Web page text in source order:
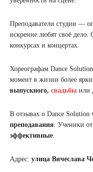
Преподаватели студии —
искренне любят своё дело.
конкурсах и концертах.
Хореографам Dance
момент в жизни более
выпускного, свадьбы или
В отзывах о Dance Solution
преподавания. Ученики
эффективные.
Адрес: улица Вячеслава